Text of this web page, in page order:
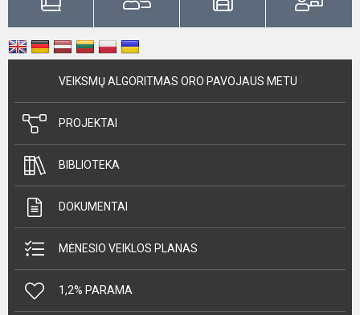
VEIKSMŲ ALGORITMAS ORO PAVOJAUS METU
PROJEKTAI
BIBLIOTEKA
DOKUMENTAI
MĖNESIO VEIKLOS PLANAS
1,2% PARAMA